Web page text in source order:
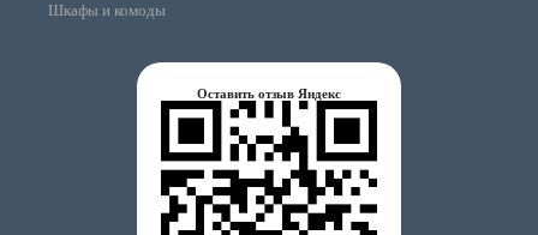
Шкафы и комоды
Оставить отзыв Яндекс